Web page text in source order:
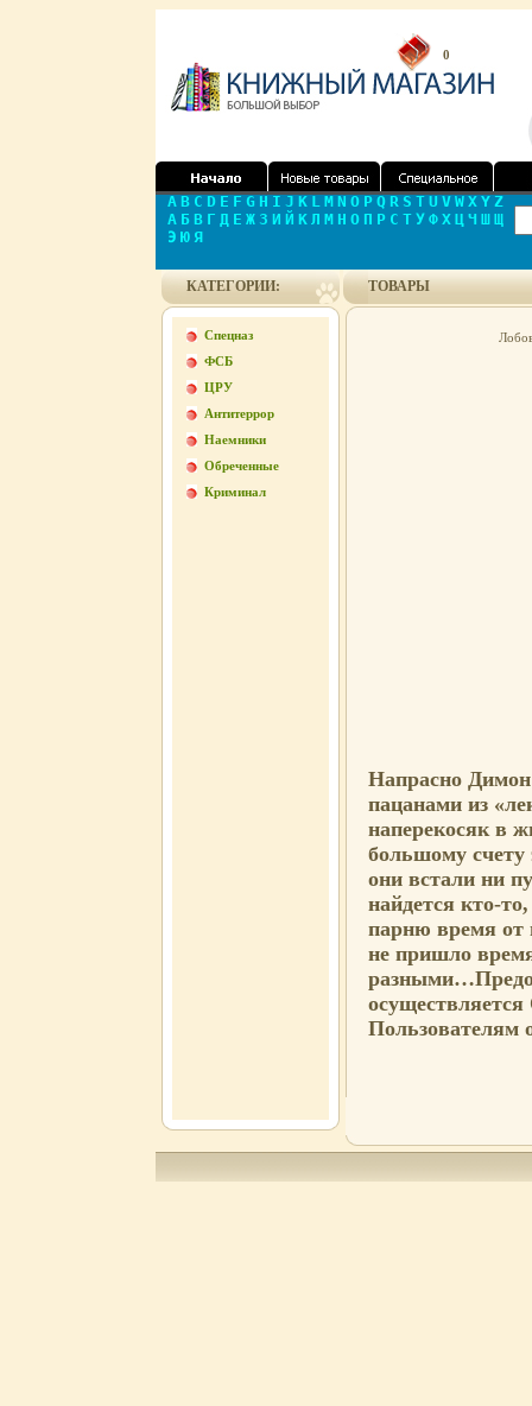
0
A B C D E F G H I J K L M N O P Q R S T U V W X Y Z
А Б В Г Д Е Ж З И Й К Л М Н О П Р С Т У Ф Х Ц Ч Ш Щ
Э Ю Я
КАТЕГОРИИ:
Спецназ
ФСБ
ЦРУ
Антитеррор
Наемники
Обреченные
Криминал
ТОВАРЫ
Напрасно
пацанами из
наперекосяк в
большому счету
они встали ни
найдется кто-
парню время от
не пришло